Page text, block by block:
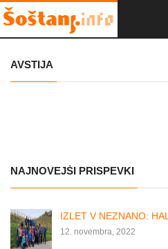
AVSTIJA
NAJNOVEJŠI PRISPEVKI
IZLET V NEZNANO:
12. novembra, 2022